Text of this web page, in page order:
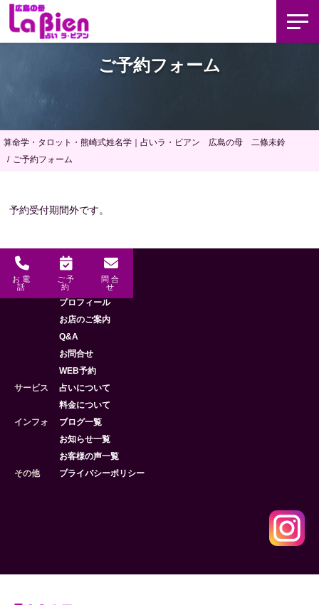
ご予約フォーム
算命学・タロット・熊崎式姓名学｜占いラ・ビアン 広島の母 二條未鈴
ご予約フォーム
予約受付期間外です。
お電
話
ご予
約
問合
せ
メニュー
HOME
プロフィール
お店のご案内
Q&A
お問合せ
WEB予約
サービス
占いについて
料金について
インフォ
ブログ一覧
お知らせ一覧
お客様の声一覧
その他
プライバシーポリシー